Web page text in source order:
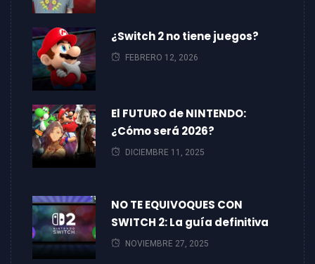
¿Switch 2 no tiene juegos?
FEBRERO 12, 2026
El FUTURO de NINTENDO:
¿Cómo será 2026?
DICIEMBRE 11, 2025
NO TE EQUIVOQUES CON
SWITCH 2: La guía definitiva
NOVIEMBRE 27, 2025